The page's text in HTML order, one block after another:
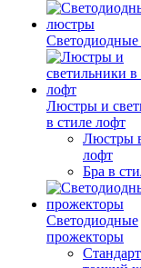
Люстры и
в стиле лофт
Люстры
лофт
Бра в
Светодиодные
прожекторы